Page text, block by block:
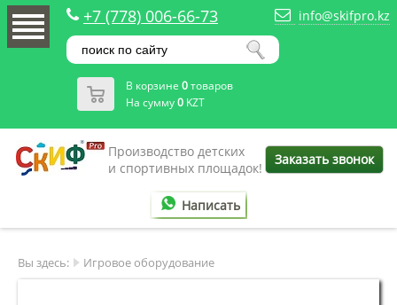
+7 (778) 006-66-73 info@skifpro.kz
В корзине 0товаров
На сумму0 KZT
Производство детских
и спортивных площадок!
Заказать звонок
Написать
Вы здесь: Игровое оборудование